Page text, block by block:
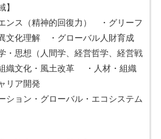
】
ンス（精神的回復力） ・グリーフ
文化理解 ・グローバル人財育成
・思想（人間学、経営哲学、経営戦
織文化・風土改革 ・人材・組織
リア開発
ション・グローバル・エコシステム